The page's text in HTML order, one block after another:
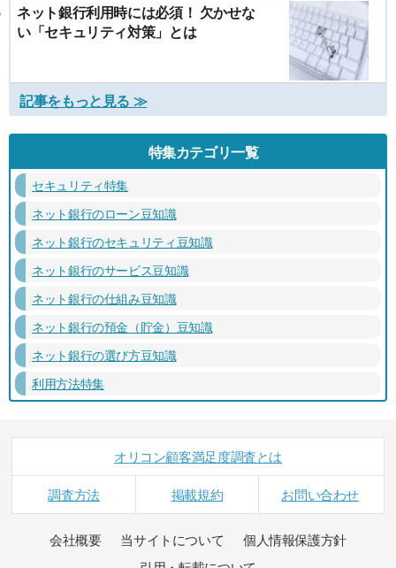
ネット銀行利用時には必須！ 欠かせな
い「セキュリティ対策」とは
記事をもっと見る ≫
特集カテゴリ一覧
セキュリティ特集
ネット銀行のローン豆知識
ネット銀行のセキュリティ豆知識
ネット銀行のサービス豆知識
ネット銀行の仕組み豆知識
ネット銀行の預金（貯金）豆知識
ネット銀行の選び方豆知識
利用方法特集
オリコン顧客満足度調査とは
調査方法 掲載規約 お問い合わせ
会社概要 当サイトについて
個人情報保護方針